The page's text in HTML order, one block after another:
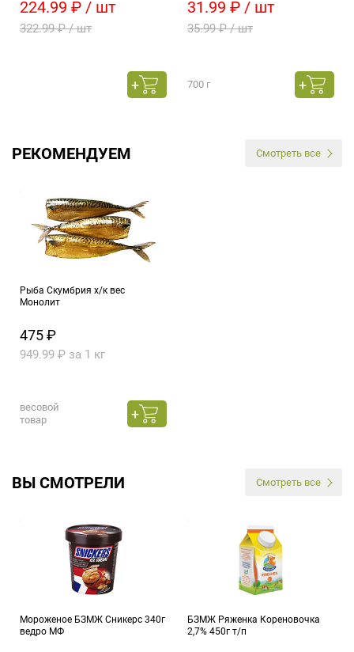
224.99 ₽ / шт
322.99 ₽ / шт
31.99 ₽ / шт
35.99 ₽ / шт
700 г
РЕКОМЕНДУЕМ Смотреть все
Рыба Скумбрия х/к вес
Монолит
475 ₽
949.99 ₽ за 1 кг
весовой
товар
ВЫ СМОТРЕЛИ Смотреть все
Мороженое БЗМЖ Сникерс 340г
ведро МФ
БЗМЖ Ряженка Кореновочка
2,7% 450г т/п